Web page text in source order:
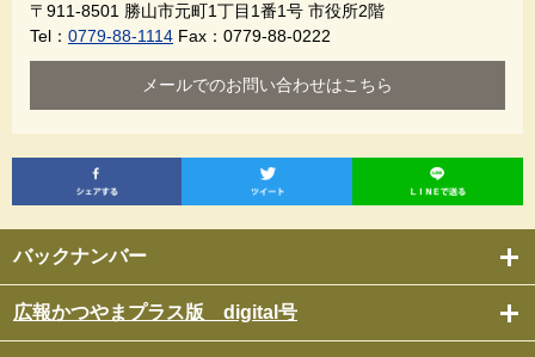
バックナンバー
広報かつやまプラス版 digital号
〒911-8501 勝山市元町1丁目1番1号 市役所2階
Tel： 0779-88-1114 Fax：0779-88-0222
メールでのお問い合わせはこちら